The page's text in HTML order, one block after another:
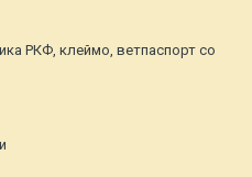
РКФ, клеймо, ветпаспорт со